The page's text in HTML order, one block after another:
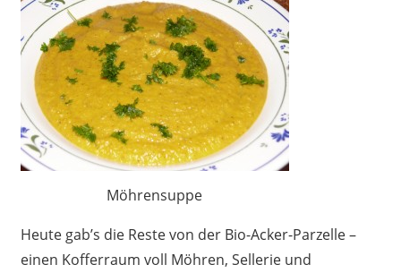
Möhrensuppe
Heute gab’s die Reste von der Bio-Acker-Parzelle –
einen Kofferraum voll Möhren, Sellerie und